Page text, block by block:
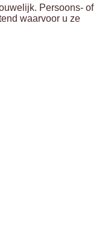
Persoons- of
waarvoor u ze